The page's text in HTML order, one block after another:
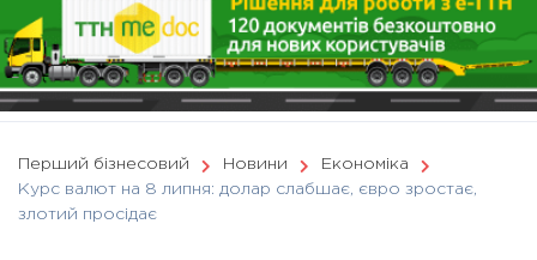
Перший бізнесовий Новини
Економіка
Курс валют на 8 липня: долар слабшає, євро зростає,
злотий просідає